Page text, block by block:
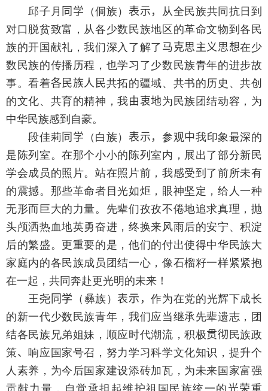
邱子月 同学 （侗族） 表示，
从全民族共同抗日到
对口脱贫致富，从各少数民族地区的革命文物到各民
族的开国献礼，我们深入了解了 马克思主义思想在少
数民族的传播历程，也学习了少数民族青年的进步故
事。看着各民族人民共拓的疆域、共书的历史、共创
的文化、共育的精神，我由衷地为民族团结动容，为
中华民族感到自豪。
段佳莉 同学 （白族） 表示， 参观中我印象最深的
是陈列室。在那个小小的陈列室内，展出了部分新民
学会成员的照片。站在照片前，我感受到了前所未有
的震撼。那些革命者目光如炬，眼神坚定，给人一种
无形而巨大的力量。先辈们孜孜不倦地追求真理，抛
头颅洒热血地英勇奋进，终换来风雨后的安宁、积淀
后的繁盛。更重要的是，他们的付出使得中华民族大
家庭内的各民族成员团结一心，像石榴籽一样紧紧抱
在一起，共同奔赴更光明的未来！
王尧 同学 （彝族） 表示，作为在党的光辉下成长
的新一代少数民族青年，我们应当继承先辈遗志，团
结各民族兄弟姐妹，顺应时代潮流，积极贯彻 民族政
策、响应国家号召，努力学习科学文化知识，提升个
人素养，为今后国家建设添砖加瓦，为未来国家富强
贡献力量，自觉承担起维护祖国民族统一的 光荣重